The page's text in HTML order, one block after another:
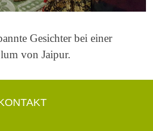
Gesichter bei einer
von Jaipur.